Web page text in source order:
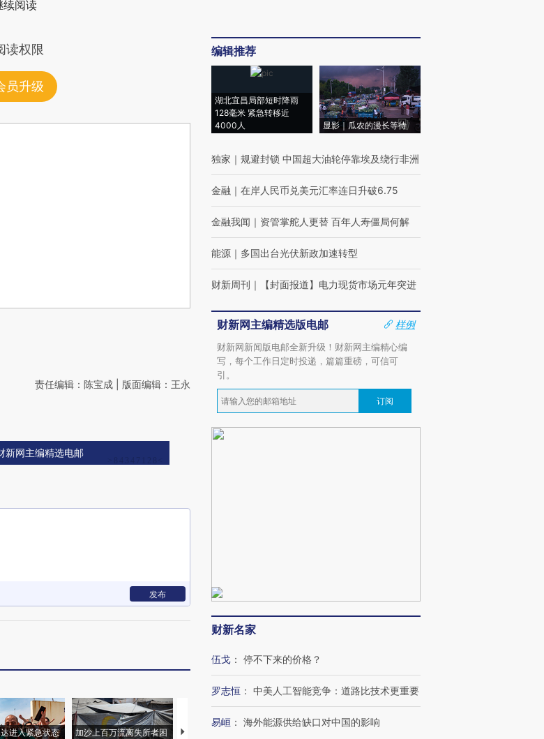
续阅读
读权限
员升级
责任编辑：陈宝成 | 版面编辑：王永
新网主编精选电邮
发布
进入紧急状态
加沙上百万流离失所者困
视线｜HYROX的吸金
编辑推荐
湖北宜昌局部短时降雨
128毫米 紧急转移近
4000人
显影｜瓜农的漫长等待
独家 ｜ 规避封锁 中国超大油轮停靠埃及绕行非洲
金融 ｜ 在岸人民币兑美元汇率连日升破6.75
金融我闻 ｜ 资管掌舵人更替 百年人寿僵局何解
能源 ｜ 多国出台光伏新政加速转型
财新周刊 ｜ 【封面报道】电力现货市场元年突进
财新网主编精选版电邮
样例
财新网新闻版电邮全新升级！财新网主编精心编
写，每个工作日定时投递，篇篇重磅，可信可
引。
订阅
财新名家
伍戈 ： 停不下来的价格？
罗志恒 ： 中美人工智能竞争：道路比技术更重要
易峘 ： 海外能源供给缺口对中国的影响